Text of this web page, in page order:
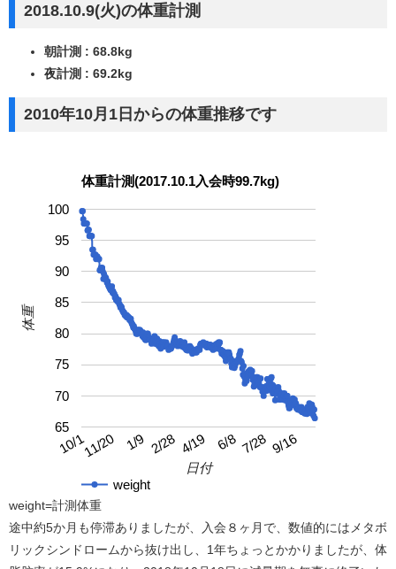
2018.10.9(火)の体重計測
朝計測 : 68.8kg
夜計測 : 69.2kg
2010年10月1日からの体重推移です
体重計測(2017.10.1入会時99.7kg)
weight
10/111/20 1/9 2/28 4/19 6/8 7/28 9/16
65
70
75
80
85
90
95
100
日付
体重
weight=計測体重
途中約5か月も停滞ありましたが、入会８ヶ月で、数値的にはメタボ
リックシンドロームから抜け出し、1年ちょっとかかりましたが、体